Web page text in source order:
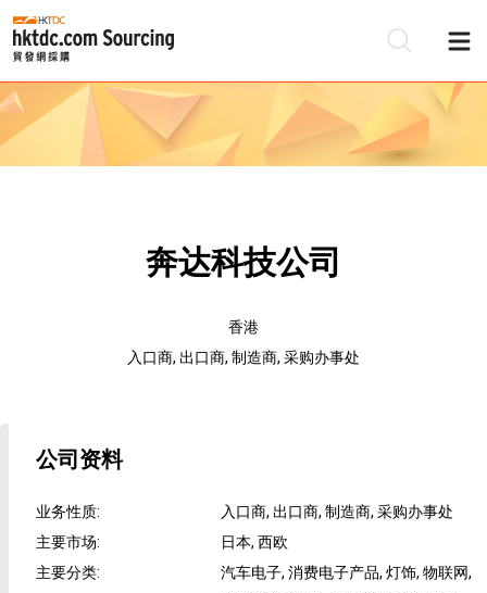
奔达科技公司
香港
入口商, 出口商, 制造商, 采购办事处
公司资料
业务性质:
入口商, 出口商, 制造商, 采购办事处
主要市场:
日本, 西欧
主要分类:
汽车电子, 消费电子产品, 灯饰, 物联网,